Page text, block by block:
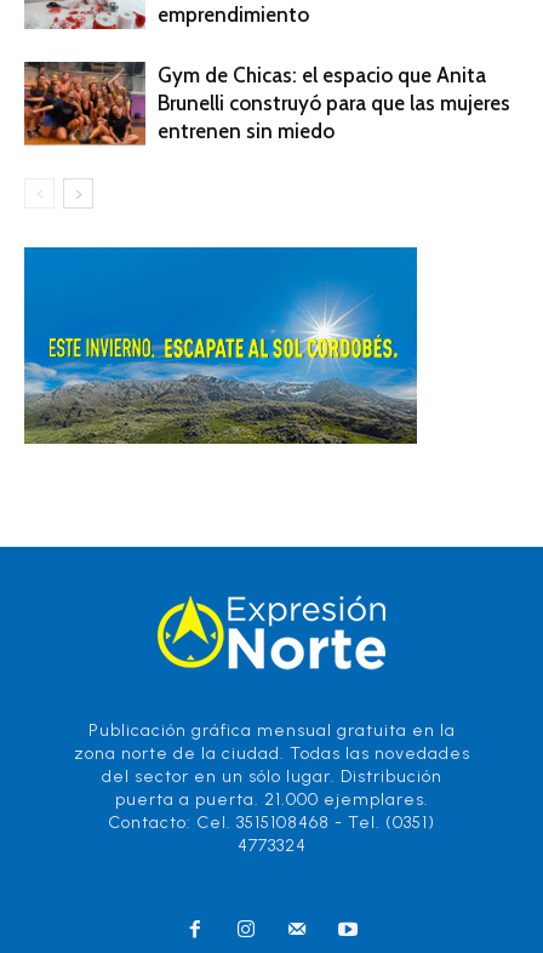
emprendimiento
Gym de Chicas: el espacio que Anita
Brunelli construyó para que las mujeres
entrenen sin miedo
Publicación gráfica mensual gratuita en la
zona norte de la ciudad. Todas las novedades
del sector en un sólo lugar. Distribución
puerta a puerta. 21.000 ejemplares.
Contacto: Cel. 3515108468 - Tel. (0351)
4773324